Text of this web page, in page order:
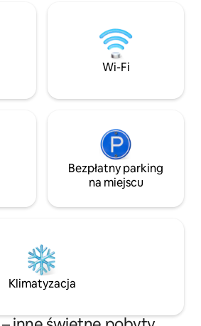
skontaktuj się
Górska
100 lat temu , na
morze, miasto
się widok i
ze szczytu Serra
do Cabo Espichel.
a obok
dla Twojego
i kuchnią,
i ma dostęp do
widok.
kawiarni i
kolejowego.
podłoga we
Wi-Fi
Bezpłatny parking
na miejscu
Klimatyzacja